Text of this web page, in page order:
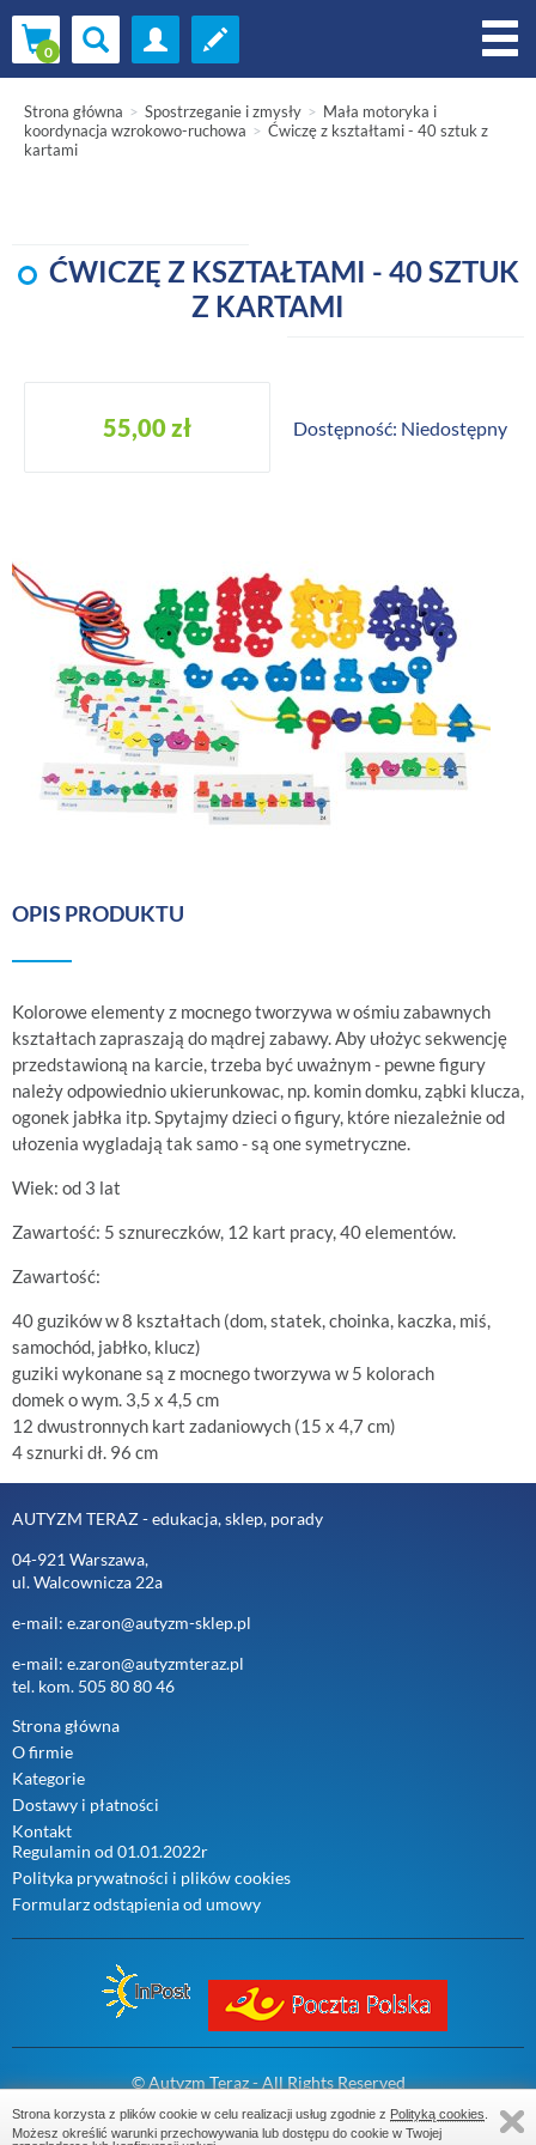
Strona główna Spostrzeganie i zmysły
Mała motoryka i
koordynacja wzrokowo-ruchowa
Ćwiczę z kształtami - 40 sztuk z
kartami
ĆWICZĘ Z KSZTAŁTAMI - 40 SZTUK
Z KARTAMI
55,00 zł Dostępność: Niedostępny
OPIS PRODUKTU
Kolorowe elementy z mocnego tworzywa w ośmiu zabawnych
kształtach zapraszają do mądrej zabawy. Aby ułożyc sekwencję
przedstawioną na karcie, trzeba być uważnym - pewne figury
należy odpowiednio ukierunkowac, np. komin domku, ząbki klucza,
ogonek jabłka itp. Spytajmy dzieci o figury, które niezależnie od
ułozenia wygladają tak samo - są one symetryczne.
Wiek: od 3 lat
Zawartość: 5 sznureczków, 12 kart pracy, 40 elementów.
Zawartość:
40 guzików w 8 kształtach (dom, statek, choinka, kaczka, miś,
samochód, jabłko, klucz)
guziki wykonane są z mocnego tworzywa w 5 kolorach
domek o wym. 3,5 x 4,5 cm
12 dwustronnych kart zadaniowych (15 x 4,7 cm)
4 sznurki dł. 96 cm
AUTYZM TERAZ - edukacja, sklep, porady
04-921 Warszawa,
ul. Walcownicza 22a
e-mail: e.zaron@autyzm-sklep.pl
e-mail: e.zaron@autyzmteraz.pl
tel. kom. 505 80 80 46
Strona główna
O firmie
Kategorie
Dostawy i płatności
Kontakt
Regulamin od 01.01.2022r
Polityka prywatności i plików cookies
Formularz odstąpienia od umowy
© Autyzm Teraz - All Rights Reserved
WebReklama- sklepy www
Strona korzysta z plików cookie w celu realizacji usług zgodnie z Polityką cookies
Możesz określić warunki przechowywania lub dostępu do cookie w Twojej